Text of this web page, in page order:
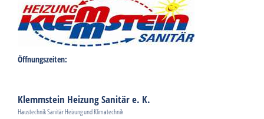
Öffnungszeiten:
Klemmstein Heizung Sanitär e. K.
Haustechnik Sanitär Heizung und Klimatechnik